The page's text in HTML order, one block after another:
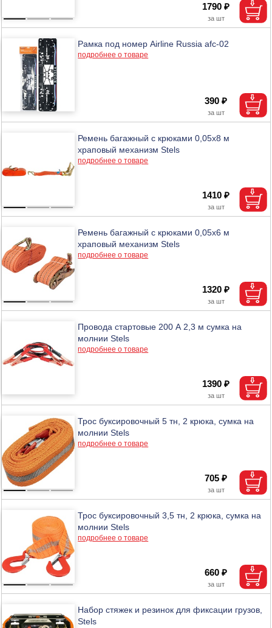
1790 ₽
Рамка под номер Airline Russia afc-02
подробнее о товаре
390 ₽
Ремень багажный с крюками 0,05х8 м
храповый механизм Stels
подробнее о товаре
1410 ₽
Ремень багажный с крюками 0,05х6 м
храповый механизм Stels
подробнее о товаре
1320 ₽
Провода стартовые 200 А 2,3 м сумка на
молнии Stels
подробнее о товаре
1390 ₽
Трос буксировочный 5 тн, 2 крюка, сумка на
молнии Stels
подробнее о товаре
705 ₽
Трос буксировочный 3,5 тн, 2 крюка, сумка на
молнии Stels
подробнее о товаре
660 ₽
Набор стяжек и резинок для фиксации грузов,
Stels